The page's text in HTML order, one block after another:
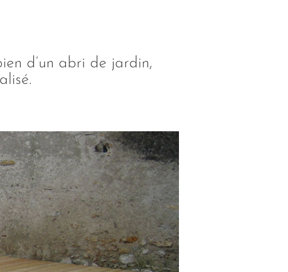
d’un abri de jardin,